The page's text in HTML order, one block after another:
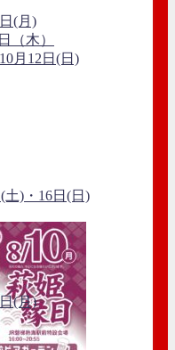
(月)
（木）
月12日(日)
)・16日(日)
(月)